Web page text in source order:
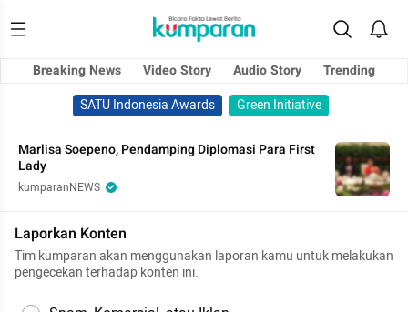
Breaking News Video Story Audio Story
Trending
SATU Indonesia Awards
Green Initiative
Marlisa Soepeno, Pendamping Diplomasi Para First
Lady
kumparanNEWS
Laporkan Konten
Tim kumparan akan menggunakan laporan kamu untuk melakukan
pengecekan terhadap konten ini.